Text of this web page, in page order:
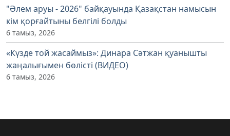
"Әлем аруы - 2026" байқауында Қазақстан намысын
кім қорғайтыны белгілі болды
6 тамыз, 2026
«Күзде той жасаймыз»: Динара Сәтжан қуанышты
жаңалығымен бөлісті (ВИДЕО)
6 тамыз, 2026